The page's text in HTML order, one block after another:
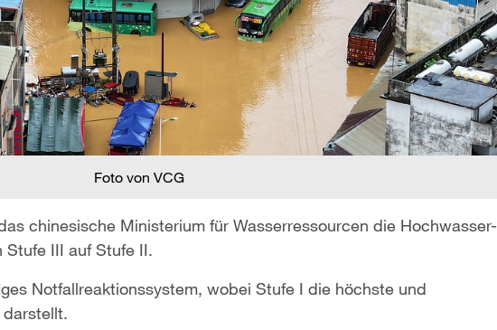
Foto von VCG
chinesische Ministerium für Wasserressourcen die Hochwasser-
Stufe III auf Stufe II.
Notfallreaktionssystem, wobei Stufe I die höchste und